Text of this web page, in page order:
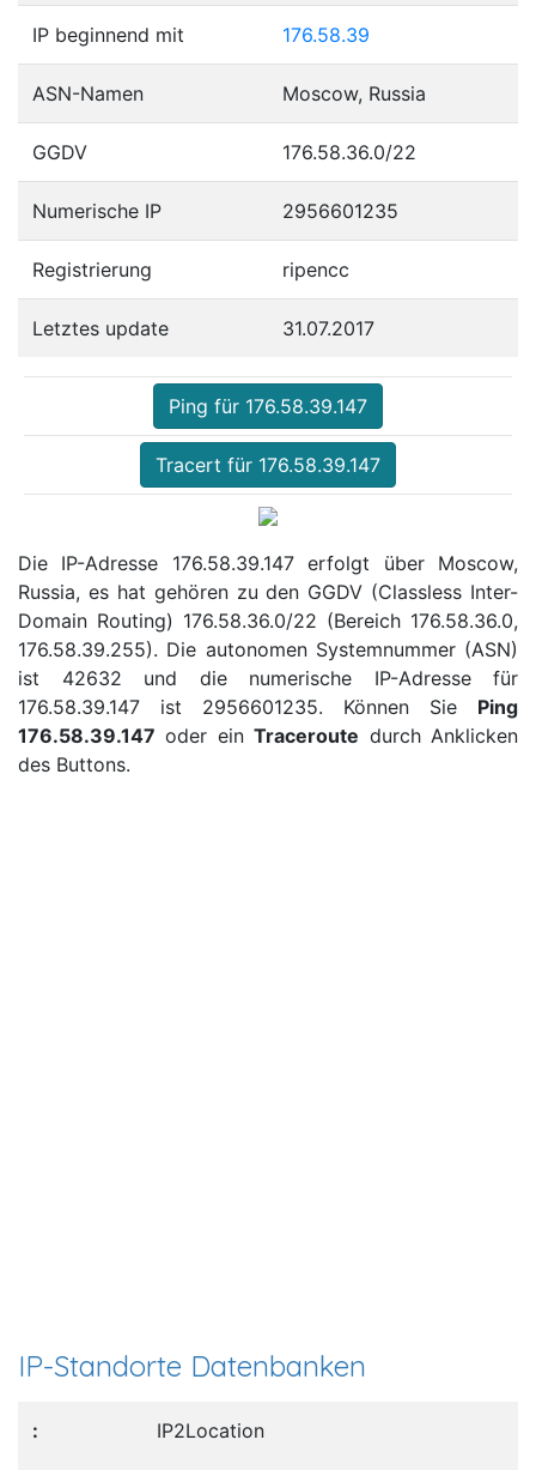
IP beginnend mit 176.58.39
ASN-Namen Moscow, Russia
GGDV 176.58.36.0/22
Numerische IP 2956601235
Registrierung ripencc
Letztes update 31.07.2017
Ping für 176.58.39.147
Tracert für 176.58.39.147
Die IP-Adresse 176.58.39.147 erfolgt über Moscow,
Russia, es hat gehören zu den GGDV (Classless Inter-
Domain Routing) 176.58.36.0/22 (Bereich 176.58.36.0,
176.58.39.255). Die autonomen Systemnummer (ASN)
ist 42632 und die numerische IP-Adresse für
176.58.39.147 ist 2956601235. Können Sie Ping
176.58.39.147 oder einTraceroute durch Anklicken
des Buttons.
IP-Standorte Datenbanken
IP2Location